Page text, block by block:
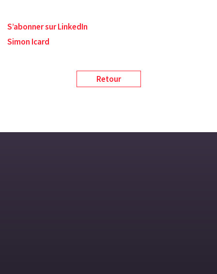
S’abonner sur LinkedIn
Simon Icard
Retour